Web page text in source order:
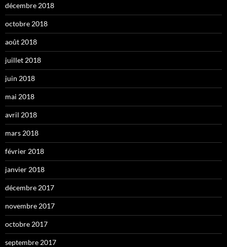
décembre 2018
octobre 2018
août 2018
juillet 2018
juin 2018
mai 2018
avril 2018
mars 2018
février 2018
janvier 2018
décembre 2017
novembre 2017
octobre 2017
septembre 2017